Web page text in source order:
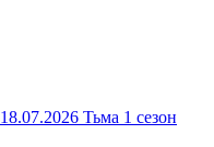
18.07.2026 Тьма 1 сезон